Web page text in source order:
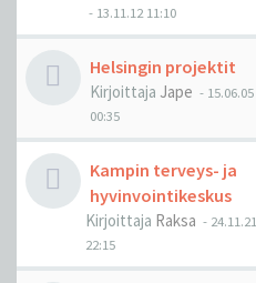
- 13.11.12 11:10
Helsingin projektit
Kirjoittaja Jape - 15.06.05
00:35
Kampin terveys- ja
hyvinvointikeskus
Kirjoittaja Raksa - 24.11.21
22:15